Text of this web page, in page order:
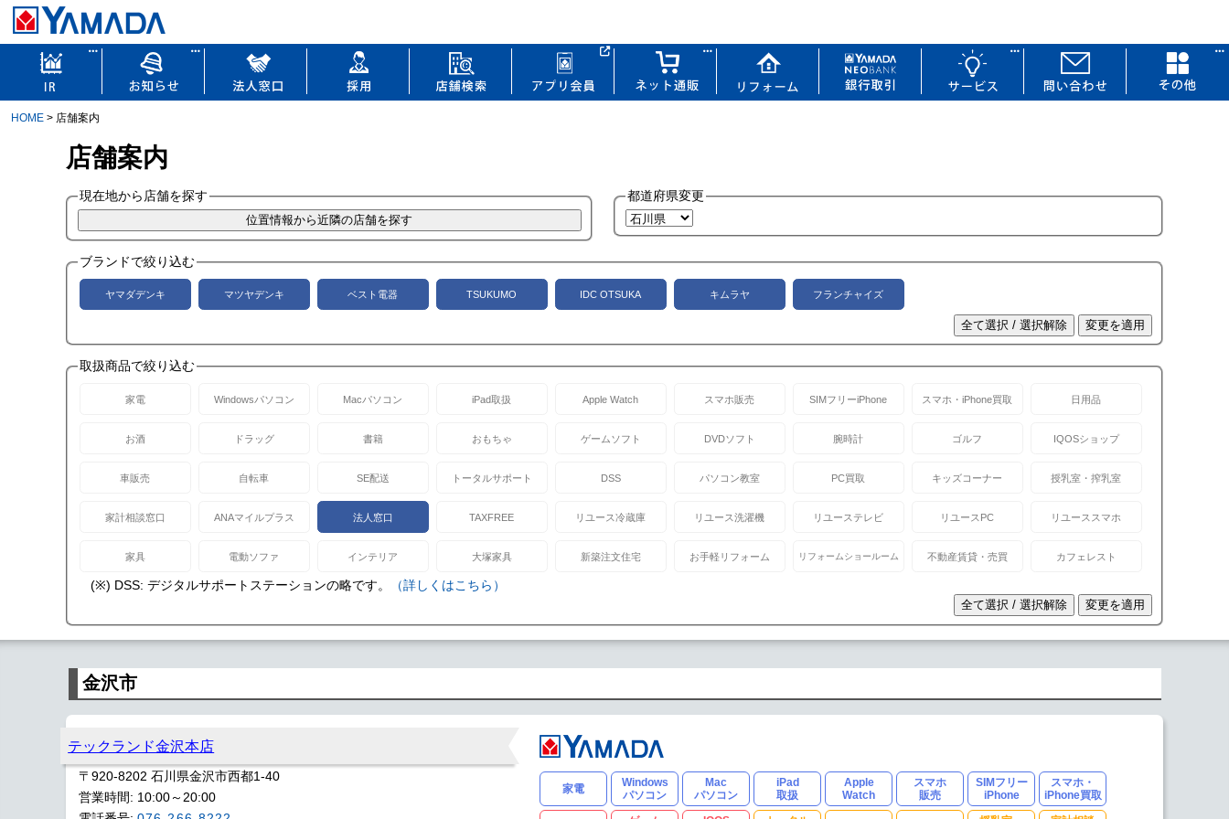
HOME > 店舗案内
店舗案内
現在地から店舗を探す 都道府県変更
ブランドで絞り込む
ヤマダデンキ マツヤデンキ ベスト電器 TSUKUMO IDC OTSUKA キムラヤ フランチャイズ
取扱商品で絞り込む
家電 Windowsパソコン Macパソコン iPad取扱 Apple Watch スマホ販売 SIMフリーiPhone スマホ・iPhone買取 日用品
お酒 ドラッグ 書籍 おもちゃ ゲームソフト DVDソフト 腕時計 ゴルフ IQOSショップ
車販売 自転車 SE配送 トータルサポート DSS パソコン教室 PC買取 キッズコーナー 授乳室・搾乳室
家計相談窓口 ANAマイルプラス 法人窓口 TAXFREE リユース冷蔵庫 リユース洗濯機 リユーステレビ リユースPC リユーススマホ
家具 電動ソファ インテリア 大塚家具 新築注文住宅 お手軽リフォーム リフォームショールーム 不動産賃貸・売買 カフェレスト
(※) DSS: デジタルサポートステーションの略です。 （詳しくはこちら）
金沢市
テックランド金沢本店
〒920-8202 石川県金沢市西都1-40
営業時間: 10:00～20:00
家電
Windows
パソコン
Mac
パソコン
iPad
取扱
Apple
Watch
スマホ
販売
SIMフリー
iPhone
スマホ・
iPhone買取